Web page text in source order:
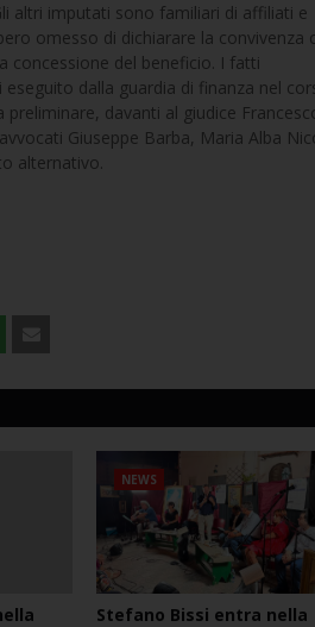
altri imputati sono familiari di affiliati e
omesso di dichiarare la convivenza
concessione del beneficio. I fatti
dalla guardia di finanza nel
davanti al giudice
Giuseppe Barba, Maria Alba
alternativo.
NEWS
Stefano Bissi entra nella